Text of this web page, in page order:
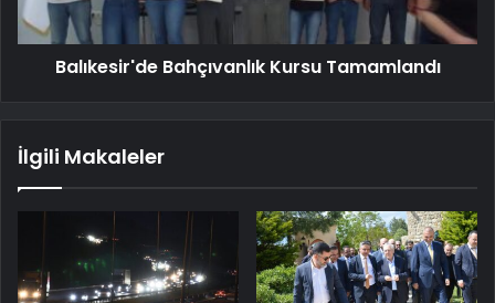
Balıkesir'de Bahçıvanlık Kursu Tamamlandı
İlgili Makaleler